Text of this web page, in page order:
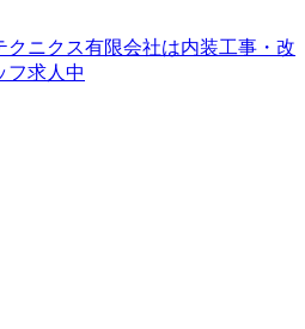
ニクス有限会社は内装工事・改
フ求人中